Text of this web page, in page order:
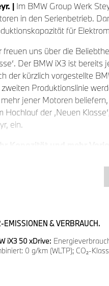
| Im BMW Group Werk
in den Serienbetrieb.
für
freuen uns über die
Der BMW iX3 ist
der kürzlich vorgestellte
zweiten Produktionslinie
jener Motoren
Hochlauf der ‚Neuen
ein.
Sommer letzten Jahres war
in Betrieb gegangen.
das Werk Steyr. Mit einer
zur
EMISSIONEN & VERBRAUCH.
iX3 50 xDrive:
0 g/km (WLTP); CO₂-